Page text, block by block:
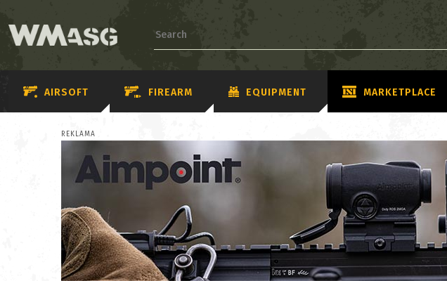
AIRSOFT FIREARM EQUIPMENT MARKETPLACE
REKLAMA